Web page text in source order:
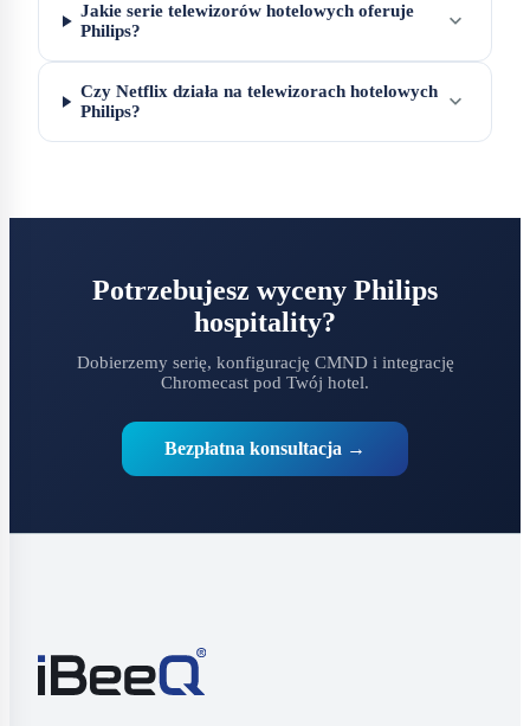
Jakie serie telewizorów hotelowych oferuje
Philips?
expand_more
Czy Netflix działa na telewizorach hotelowych
Philips?
expand_more
Potrzebujesz wyceny Philips
hospitality?
Dobierzemy serię, konfigurację CMND i integrację
Chromecast pod Twój hotel.
Bezpłatna konsultacja →